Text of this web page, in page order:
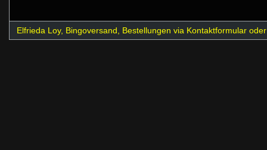
Elfrieda Loy, Bingoversand, Bestellungen via Kontaktformular